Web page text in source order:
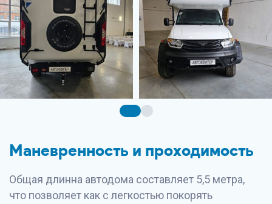
Маневренность и проходимость
Общая длинна автодома составляет 5,5 метра,
что позволяет как с легкостью покорять